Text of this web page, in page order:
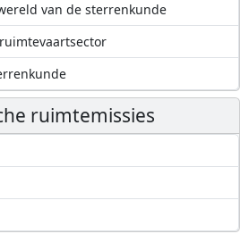
van de sterrenkunde
ruimtemissies